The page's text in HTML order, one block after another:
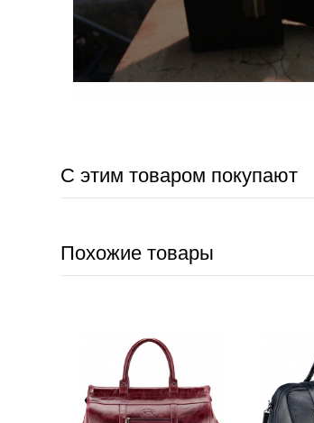
С этим товаром покупают
Похожие товары